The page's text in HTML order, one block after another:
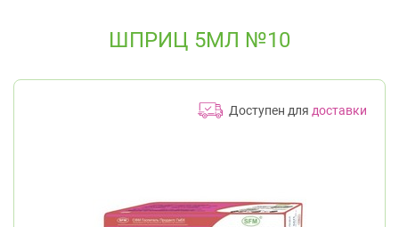
ШПРИЦ 5МЛ №10
Доступен для доставки